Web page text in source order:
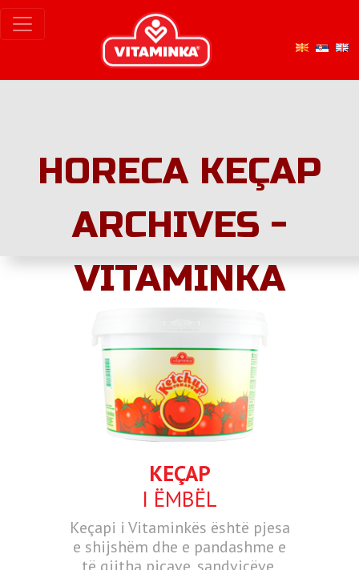
HORECA KEÇAP
ARCHIVES -
VITAMINKA
KEÇAP
I ËMBËL
Keçapi i Vitaminkës është pjesa
e shijshëm dhe e pandashme e